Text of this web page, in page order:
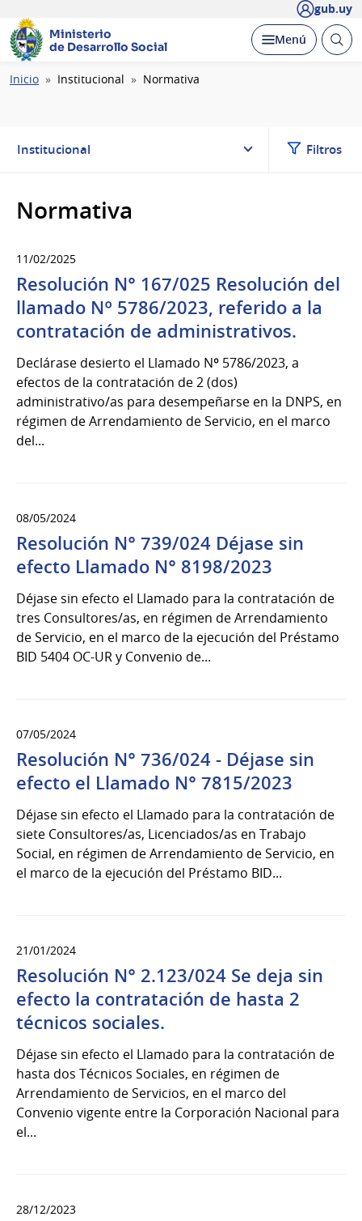
gub.uy
Ministerio
de Desarrollo Social
Desplegar
Menú Abrir
Ruta
Inicio Institucional Normativa
Institucional Filtros
Normativa
11/02/2025
Resolución N° 167/025 Resolución del
llamado Nº 5786/2023, referido a la
contratación de administrativos.
Declárase desierto el Llamado Nº 5786/2023, a
efectos de la contratación de 2 (dos)
administrativo/as para desempeñarse en la DNPS, en
régimen de Arrendamiento de Servicio, en el marco
del...
08/05/2024
Resolución N° 739/024 Déjase sin
efecto Llamado N° 8198/2023
Déjase sin efecto el Llamado para la contratación de
tres Consultores/as, en régimen de Arrendamiento
de Servicio, en el marco de la ejecución del Préstamo
BID 5404 OC-UR y Convenio de...
07/05/2024
Resolución N° 736/024 - Déjase sin
efecto el Llamado N° 7815/2023
Déjase sin efecto el Llamado para la contratación de
siete Consultores/as, Licenciados/as en Trabajo
Social, en régimen de Arrendamiento de Servicio, en
el marco de la ejecución del Préstamo BID...
21/01/2024
Resolución N° 2.123/024 Se deja sin
efecto la contratación de hasta 2
técnicos sociales.
Déjase sin efecto el Llamado para la contratación de
hasta dos Técnicos Sociales, en régimen de
Arrendamiento de Servicios, en el marco del
Convenio vigente entre la Corporación Nacional para
el...
28/12/2023